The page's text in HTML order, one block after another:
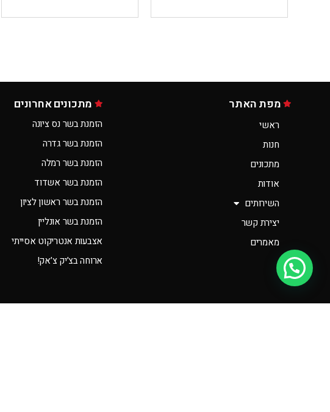
מפת האתר
ראשי
חנות
מתכונים
אודות
השירותים
יצירת קשר
מאמרים
מתכונים אחרונים
הזמנת בשר נס ציונה
הזמנת בשר גדרה
הזמנת בשר רמלה
הזמנת בשר אשדוד
הזמנת בשר ראשון לציון
הזמנת בשר אונליין
אצבעות אנטריקוט אסייתי
ארוחה בצ’יק צ’אק!